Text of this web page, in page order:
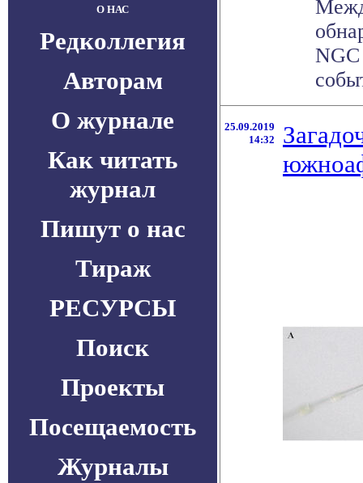
О НАС
Редколлегия
Авторам
О журнале
Как читать
журнал
Пишут о нас
Тираж
РЕСУРСЫ
Поиск
Проекты
Посещаемость
Журналы
25.09.2019
14:32